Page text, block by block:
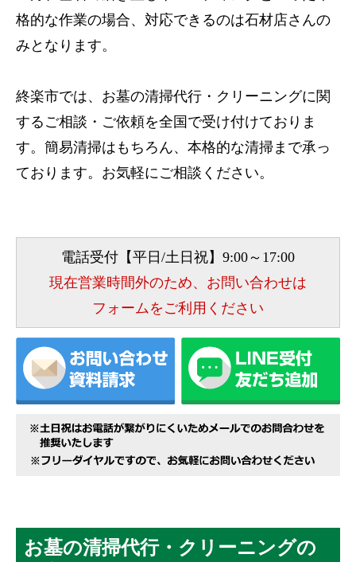
格的な作業の場合、対応できるのは石材店さんの
みとなります。
終楽市では、お墓の清掃代行・クリーニングに関
するご相談・ご依頼を全国で受け付けておりま
す。簡易清掃はもちろん、本格的な清掃まで承っ
ております。お気軽にご相談ください。
電話受付【平日/土日祝】9:00～17:00
現在営業時間外のため、お問い合わせは
フォームをご利用ください
お墓の清掃代行・クリーニングの